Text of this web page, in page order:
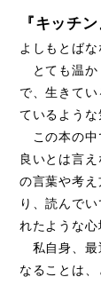
『キッチン
よしもとば
とても温か
で、生きて
ているような
この本の中
良いとは言
の言葉や考
り、読んで
れたような心
私自身、最
なることは